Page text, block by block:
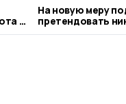
в
На новую меру
претендовать
детьми